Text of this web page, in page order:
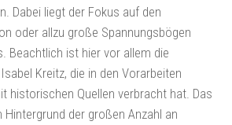
Dabei liegt der Fokus auf den
oder allzu große Spannungsbögen
Beachtlich ist hier vor allem die
Kreitz, die in den Vorarbeiten
historischen Quellen verbracht hat. Das
der großen Anzahl an